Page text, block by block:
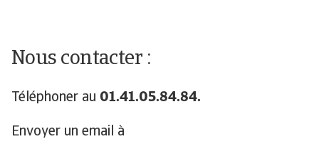
Nous contacter :
Téléphoner au 01.41.05.84.84.
Envoyer un email à